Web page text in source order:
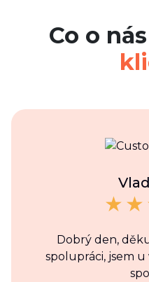
Co o
Dobrý den,
spolupráci, jsem u